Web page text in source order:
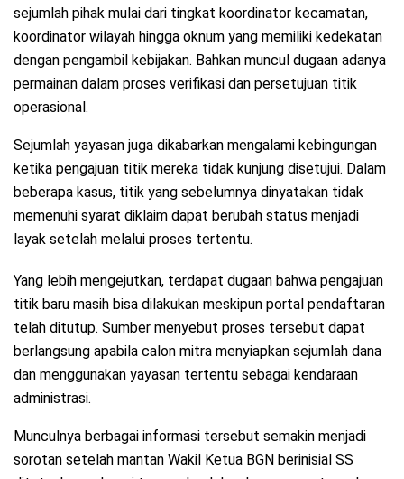
sejumlah pihak mulai dari tingkat koordinator kecamatan,
koordinator wilayah hingga oknum yang memiliki kedekatan
dengan pengambil kebijakan. Bahkan muncul dugaan adanya
permainan dalam proses verifikasi dan persetujuan titik
operasional.
Sejumlah yayasan juga dikabarkan mengalami kebingungan
ketika pengajuan titik mereka tidak kunjung disetujui. Dalam
beberapa kasus, titik yang sebelumnya dinyatakan tidak
memenuhi syarat diklaim dapat berubah status menjadi
layak setelah melalui proses tertentu.
Yang lebih mengejutkan, terdapat dugaan bahwa pengajuan
titik baru masih bisa dilakukan meskipun portal pendaftaran
telah ditutup. Sumber menyebut proses tersebut dapat
berlangsung apabila calon mitra menyiapkan sejumlah dana
dan menggunakan yayasan tertentu sebagai kendaraan
administrasi.
Munculnya berbagai informasi tersebut semakin menjadi
sorotan setelah mantan Wakil Ketua BGN berinisial SS